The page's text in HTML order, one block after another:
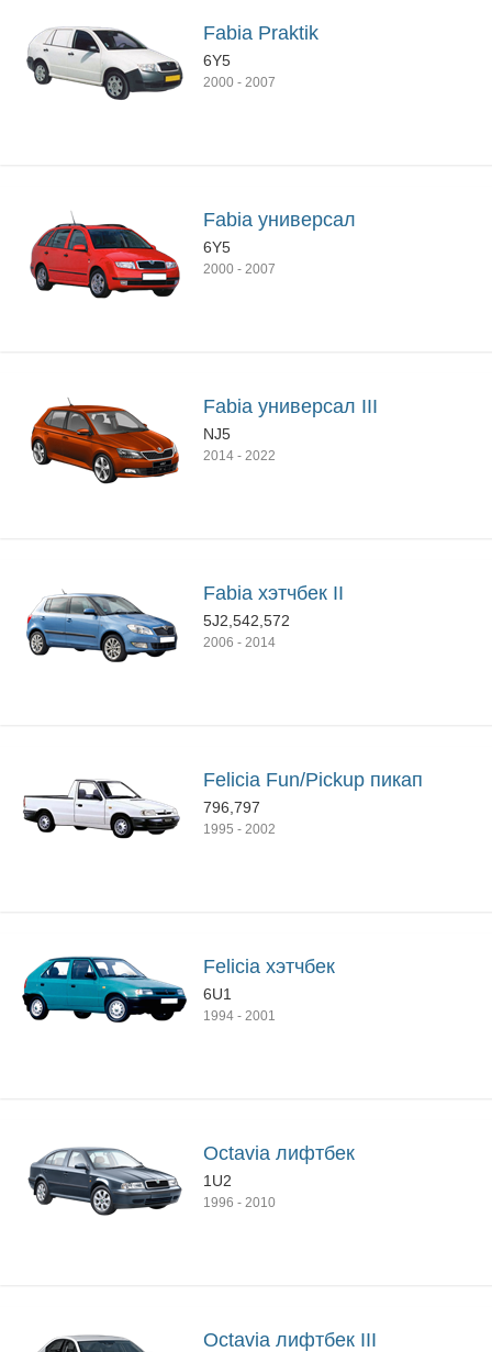
Fabia Praktik
6Y5
2000 - 2007
Fabia универсал
6Y5
2000 - 2007
Fabia универсал III
NJ5
2014 - 2022
Fabia хэтчбек II
5J2,542,572
2006 - 2014
Felicia Fun/Pickup пикап
796,797
1995 - 2002
Felicia хэтчбек
6U1
1994 - 2001
Octavia лифтбек
1U2
1996 - 2010
Octavia лифтбек III